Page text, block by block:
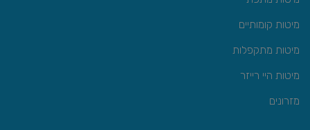
מיטות קומותיים
מיטות מתקפלות
מיטות היי רייזר
מזרונים